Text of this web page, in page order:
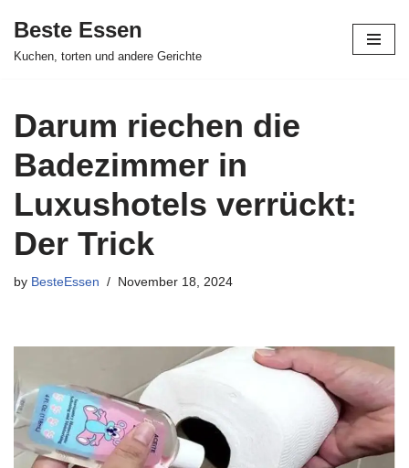
Skip
Beste Essen
Kuchen, torten und andere Gerichte
Darum riechen die
Badezimmer in
Luxushotels verrückt:
Der Trick
by BesteEssen November 18, 2024